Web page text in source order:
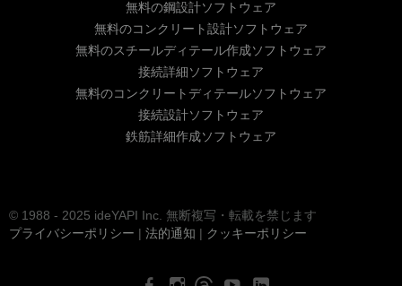
無料の鋼設計ソフトウェア
無料のコンクリート設計ソフトウェア
無料のスチールディテール作成ソフトウェア
接続詳細ソフトウェア
無料のコンクリートディテールソフトウェア
接続設計ソフトウェア
鉄筋詳細作成ソフトウェア
© 1988 - 2025 ideYAPI Inc. 無断複写・転載を禁じます
プライバシーポリシー | 法的通知 | クッキーポリシー